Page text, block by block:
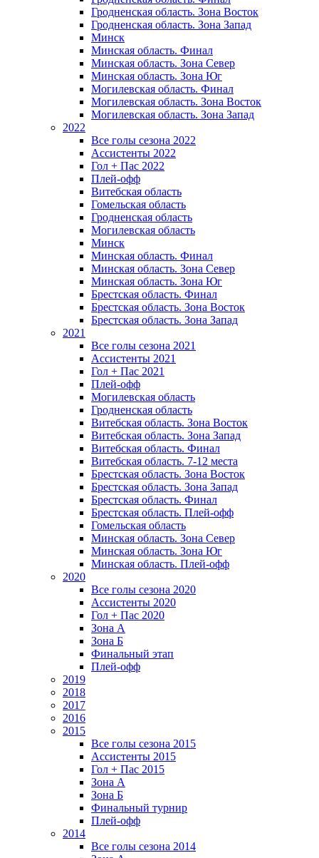
Гродненская область. Зона Восток
Гродненская область. Зона Запад
Минск
Минская область. Финал
Минская область. Зона Север
Минская область. Зона Юг
Могилевская область. Финал
Могилевская область. Зона Восток
Могилевская область. Зона Запад
2022
Все голы сезона 2022
Ассистенты 2022
Гол + Пас 2022
Плей-офф
Витебская область
Гомельская область
Гродненская область
Могилевская область
Минск
Mинская область. Финал
Минская область. Зона Север
Минская область. Зона Юг
Брестская область. Финал
Брестская область. Зона Восток
Брестская область. Зона Запад
2021
Все голы сезона 2021
Ассистенты 2021
Гол + Пас 2021
Плей-офф
Могилевская область
Гродненская область
Витебская область. Зона Восток
Витебская область. Зона Запад
Витебская область. Финал
Витебская область. 7-12 места
Брестская область. Зона Восток
Брестская область. Зона Запад
Брестская область. Финал
Брестская область. Плей-офф
Гомельская область
Минская область. Зона Север
Минская область. Зона Юг
Минская область. Плей-офф
2020
Все голы сезона 2020
Ассистенты 2020
Гол + Пас 2020
Зона А
Зона Б
Финальный этап
Плей-офф
2019
2018
2017
2016
2015
Все голы сезона 2015
Ассистенты 2015
Гол + Пас 2015
Зона А
Зона Б
Финальный турнир
Плей-офф
2014
Все голы сезона 2014